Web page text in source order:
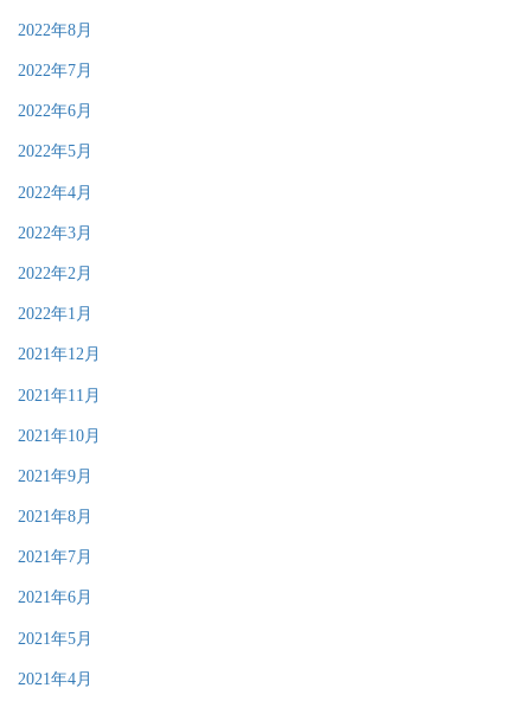
2022年8月
2022年7月
2022年6月
2022年5月
2022年4月
2022年3月
2022年2月
2022年1月
2021年12月
2021年11月
2021年10月
2021年9月
2021年8月
2021年7月
2021年6月
2021年5月
2021年4月